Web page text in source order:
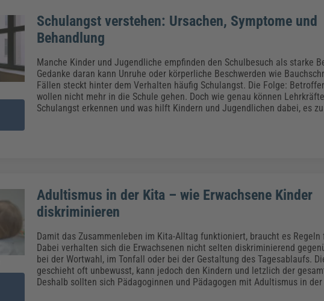
Schulangst verstehen: Ursachen, Symptome und
Behandlung
Manche Kinder und Jugendliche empfinden den Schulbesuch als starke
Gedanke daran kann Unruhe oder körperliche Beschwerden wie
Fällen steckt hinter dem Verhalten häufig Schulangst. Die Folge:
wollen nicht mehr in die Schule gehen. Doch wie genau können
Schulangst erkennen und was hilft Kindern und Jugendlichen dabei, es
Adultismus in der Kita – wie Erwachsene Kinder
diskriminieren
Damit das Zusammenleben im Kita-Alltag funktioniert, braucht es Regeln
Dabei verhalten sich die Erwachsenen nicht selten diskriminierend
bei der Wortwahl, im Tonfall oder bei der Gestaltung des Tagesablaufs.
geschieht oft unbewusst, kann jedoch den Kindern und letzlich der
Deshalb sollten sich Pädagoginnen und Pädagogen mit Adultismus in